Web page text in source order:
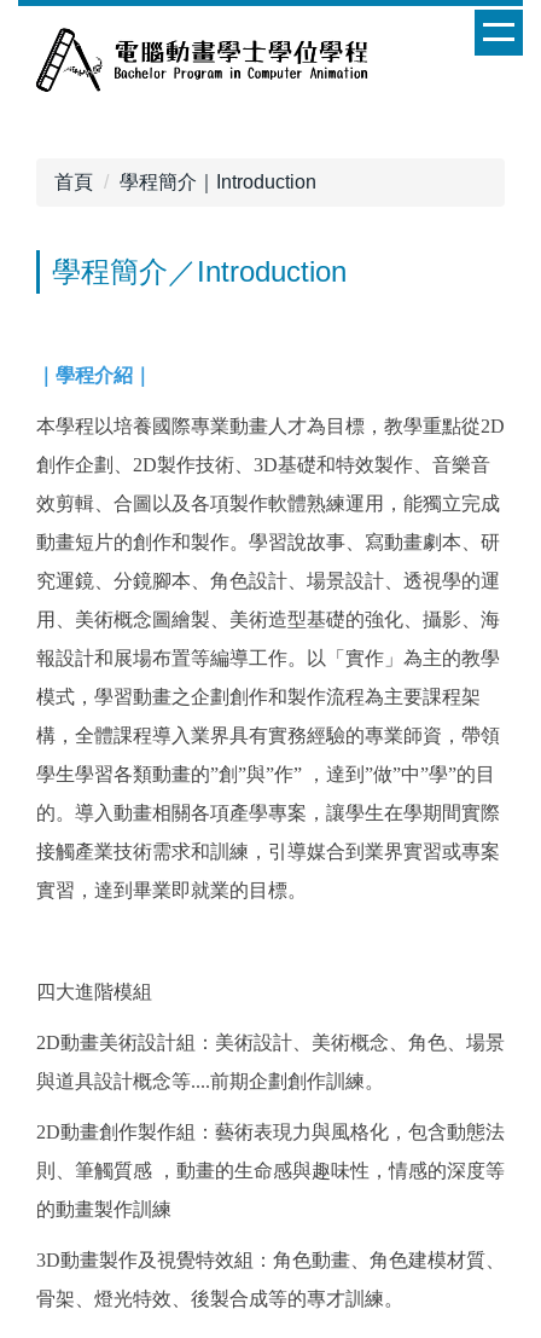
首頁 學程簡介｜Introduction
學程簡介／Introduction
｜學程介紹｜
本學程以培養國際專業動畫人才為目標，教學重點從2D
創作企劃、2D製作技術、3D基礎和特效製作、音樂音
效剪輯、合圖以及各項製作軟體熟練運用，能獨立完成
動畫短片的創作和製作。學習說故事、寫動畫劇本、研
究運鏡、分鏡腳本、角色設計、場景設計、透視學的運
用、美術概念圖繪製、美術造型基礎的強化、攝影、海
報設計和展場布置等編導工作。以「實作」為主的教學
模式，學習動畫之企劃創作和製作流程為主要課程架
構，全體課程導入業界具有實務經驗的專業師資，帶領
學生學習各類動畫的”創”與”作” ，達到”做”中”學”的目
的。導入動畫相關各項產學專案，讓學生在學期間實際
接觸產業技術需求和訓練，引導媒合到業界實習或專案
實習，達到畢業即就業的目標。
四大進階模組
2D動畫美術設計組：美術設計、美術概念、角色、場景
與道具設計概念等....前期企劃創作訓練。
2D動畫創作製作組：藝術表現力與風格化，包含動態法
則、筆觸質感 ，動畫的生命感與趣味性，情感的深度等
的動畫製作訓練
3D動畫製作及視覺特效組：角色動畫、角色建模材質、
骨架、燈光特效、後製合成等的專才訓練。